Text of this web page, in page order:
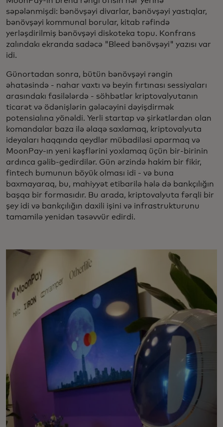
səpələnmişdi: bənövşəyi divarlar, bənövşəyi yastıqlar,
bənövşəyi kommunal borular, kitab rəfində
yerləşdirilmiş bənövşəyi diskoteka topu. Konfrans
zalındakı ekranda sadəcə "Bleed bənövşəyi" yazısı var
idi.
Günortadan sonra, bütün bənövşəyi rəngin
əhatəsində - nahar vaxtı və beyin fırtınası sessiyaları
arasındakı fasilələrdə - söhbətlər kriptovalyutanın
ticarət və ödənişlərin gələcəyini dəyişdirmək
potensialına yönəldi. Yerli startap və şirkətlərdən olan
komandalar baza ilə əlaqə saxlamaq, kriptovalyuta
ideyaları haqqında qeydlər mübadiləsi aparmaq və
MoonPay-ın yeni kəşflərini yoxlamaq üçün bir-birinin
ardınca gəlib-gedirdilər. Gün ərzində hakim bir fikir,
fintech bumunun böyük olması idi - və buna
baxmayaraq, bu, mahiyyət etibarilə hələ də bankçılığın
başqa bir formasıdır. Bu arada, kriptovalyuta fərqli bir
şey idi və bankçılığın daxili işini və infrastrukturunu
tamamilə yenidən təsəvvür edirdi.